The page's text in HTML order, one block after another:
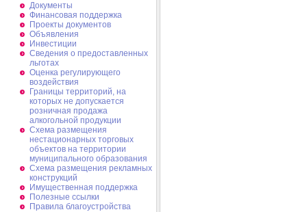
Документы
Финансовая поддержка
Проекты документов
Объявления
Инвестиции
Сведения о предоставленных
льготах
Оценка регулирующего
воздействия
Границы территорий, на
которых не допускается
розничная продажа
алкогольной продукции
Схема размещения
нестационарных торговых
объектов на территории
муниципального образования
Схема размещения рекламных
конструкций
Имущественная поддержка
Полезные ссылки
Правила благоустройства